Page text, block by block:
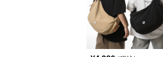
4,980 (税込)